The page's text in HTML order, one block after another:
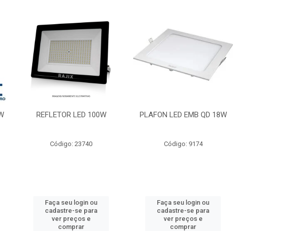
PLAFON LED EMB QD 18W
Código: 9174
Faça seu login ou
cadastre-se para
ver preços e
comprar
LUMINARIA LED P/ POSTE
Código: 13699
Faça seu login ou
cadastre-se para
ver preços e
comprar